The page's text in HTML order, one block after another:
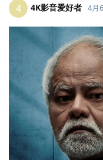
4 4K影音爱好者 4月